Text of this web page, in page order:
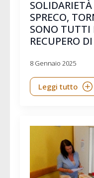
SPRECO,
SONO TUTTI
RECUPERO
8 Gennaio 2025
Leggi tutto